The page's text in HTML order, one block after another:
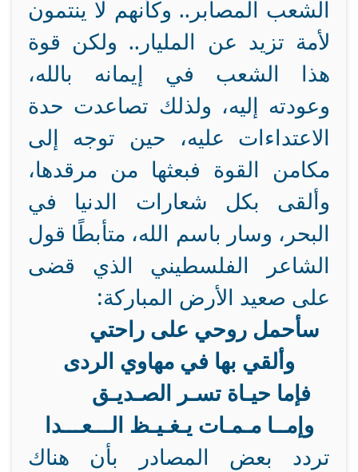
الشعب المصابر.. وكأنهم لا ينتمون
لأمة تزيد عن المليار.. ولكن قوة
هذا الشعب في إيمانه بالله،
وعودته إليه، ولذلك تصاعدت حدة
الاعتداءات عليه، حين توجه إلى
مكامن القوة فبعثها من مرقدها،
وألقى بكل شعارات الدنيا في
البحر، وسار باسم الله، متأبطًا قول
الشاعر الفلسطيني الذي قضى
على صعيد الأرض المباركة:
سأحمل روحي على راحتي
وألقي بها في مهاوي الردى
فإما حيـاة تسـر الصـديـق
وإمــا مـمـات يـغـيـظ الـــعـــدا
تردد بعض المصادر بأن هناك